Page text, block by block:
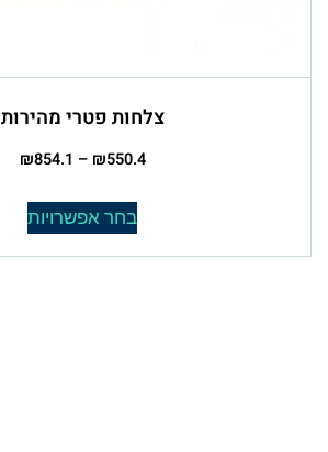
צלחות פטרי מהירות
₪550.4
–
₪854.1
בחר אפשרויות